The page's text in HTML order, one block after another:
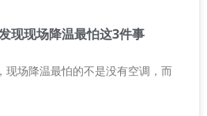
现现场降温最怕这3件事
现场降温最怕的不是没有空调，而